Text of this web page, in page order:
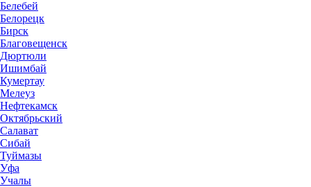
Белебей
Белорецк
Бирск
Благовещенск
Дюртюли
Ишимбай
Кумертау
Мелеуз
Нефтекамск
Октябрьский
Салават
Сибай
Туймазы
Уфа
Учалы